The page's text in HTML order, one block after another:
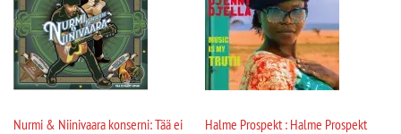
Nurmi & Niinivaara konserni: Tää ei
Halme Prospekt : Halme Prospekt